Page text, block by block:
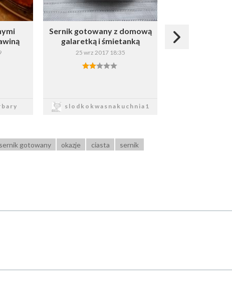
Sernik gotowany z domową
galaretką i śmietanką
25 wrz 2017 18:35
slodkokwasnakuchnia1
sernik gotowany okazje ciasta sernik